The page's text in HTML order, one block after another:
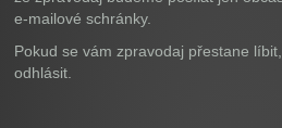
e-mailové schránky.
Pokud se vám zpravodaj přestane
odhlásit.